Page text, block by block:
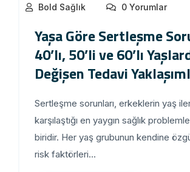
Bold Sağlık 0 Yorumlar
Yaşa Göre Sertleşme
40’lı, 50’li ve 60’lı
Değişen Tedavi
Sertleşme sorunları, erkeklerin yaş
karşılaştığı en yaygın sağlık
biridir. Her yaş grubunun kendine
risk faktörleri...